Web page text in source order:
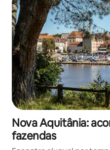
Nova Aquitânia:
fazendas